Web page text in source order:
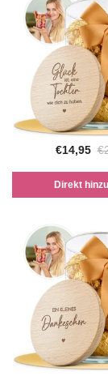
€14,95
Direkt